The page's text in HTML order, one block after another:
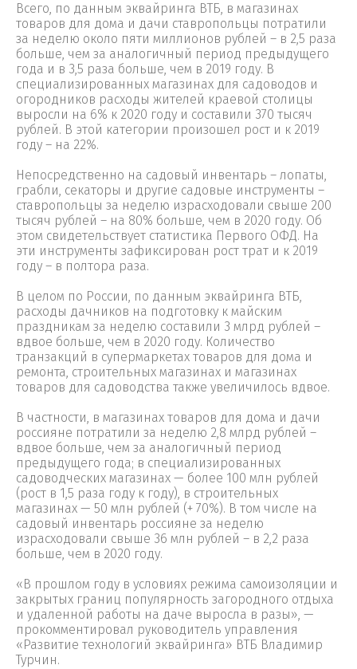
Всего, по данным эквайринга ВТБ, в магазинах
товаров для дома и дачи ставропольцы потратили
за неделю около пяти миллионов рублей – в 2,5 раза
больше, чем за аналогичный период предыдущего
года и в 3,5 раза больше, чем в 2019 году. В
специализированных магазинах для садоводов и
огородников расходы жителей краевой столицы
выросли на 6% к 2020 году и составили 370 тысяч
рублей. В этой категории произошел рост и к 2019
году – на 22%.
Непосредственно на садовый инвентарь – лопаты,
грабли, секаторы и другие садовые инструменты –
ставропольцы за неделю израсходовали свыше 200
тысяч рублей – на 80% больше, чем в 2020 году. Об
этом свидетельствует статистика Первого ОФД. На
эти инструменты зафиксирован рост трат и к 2019
году – в полтора раза.
В целом по России, по данным эквайринга ВТБ,
расходы дачников на подготовку к майским
праздникам за неделю составили 3 млрд рублей –
вдвое больше, чем в 2020 году. Количество
транзакций в супермаркетах товаров для дома и
ремонта, строительных магазинах и магазинах
товаров для садоводства также увеличилось вдвое.
В частности, в магазинах товаров для дома и дачи
россияне потратили за неделю 2,8 млрд рублей –
вдвое больше, чем за аналогичный период
предыдущего года; в специализированных
садоводческих магазинах — более 100 млн рублей
(рост в 1,5 раза году к году), в строительных
магазинах — 50 млн рублей (+ 70%). В том числе на
садовый инвентарь россияне за неделю
израсходовали свыше 36 млн рублей – в 2,2 раза
больше, чем в 2020 году.
«В прошлом году в условиях режима самоизоляции и
закрытых границ популярность загородного отдыха
и удаленной работы на даче выросла в разы», —
прокомментировал руководитель управления
«Развитие технологий эквайринга» ВТБ Владимир
Турчин.